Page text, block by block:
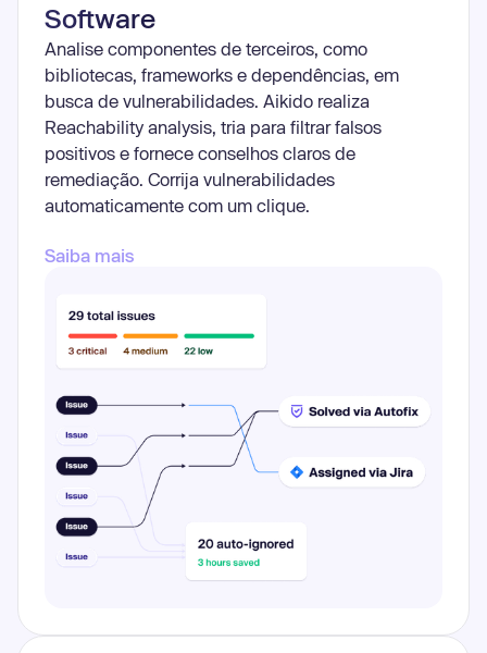
Software
Analise componentes de terceiros, como
bibliotecas, frameworks e dependências, em
busca de vulnerabilidades. Aikido realiza
Reachability analysis, tria para filtrar falsos
positivos e fornece conselhos claros de
remediação. Corrija vulnerabilidades
automaticamente com um clique.
Saiba mais